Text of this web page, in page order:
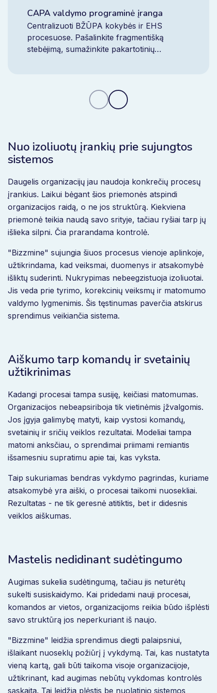
CAPA valdymo programinė įranga
Centralizuoti BŽŪPA kokybės ir EHS
procesuose. Pašalinkite fragmentišką
stebėjimą, sumažinkite pakartotinių
Nuo izoliuotų įrankių prie sujungtos
sistemos
Daugelis organizacijų jau naudoja konkrečių procesų
įrankius. Laikui bėgant šios priemonės atspindi
organizacijos raidą, o ne jos struktūrą. Kiekviena
priemonė teikia naudą savo srityje, tačiau ryšiai tarp jų
išlieka silpni. Čia prarandama kontrolė.
"Bizzmine" sujungia šiuos procesus vienoje aplinkoje,
užtikrindama, kad veiksmai, duomenys ir atsakomybė
išliktų suderinti. Nukrypimas nebeegzistuoja izoliuotai.
Jis veda prie tyrimo, korekcinių veiksmų ir matomumo
valdymo lygmenimis. Šis tęstinumas paverčia atskirus
sprendimus veikiančia sistema.
Aiškumo tarp komandų ir svetainių
užtikrinimas
Kadangi procesai tampa susiję, keičiasi matomumas.
Organizacijos nebeapsiriboja tik vietinėmis įžvalgomis.
Jos įgyja galimybę matyti, kaip vystosi komandų,
svetainių ir sričių veiklos rezultatai. Modeliai tampa
matomi anksčiau, o sprendimai priimami remiantis
išsamesniu supratimu apie tai, kas vyksta.
Taip sukuriamas bendras vykdymo pagrindas, kuriame
atsakomybė yra aiški, o procesai taikomi nuosekliai.
Rezultatas - ne tik geresnė atitiktis, bet ir didesnis
veiklos aiškumas.
Mastelis nedidinant sudėtingumo
Augimas sukelia sudėtingumą, tačiau jis neturėtų
sukelti susiskaidymo. Kai pridedami nauji procesai,
komandos ar vietos, organizacijoms reikia būdo išplėsti
savo struktūrą jos neperkuriant iš naujo.
"Bizzmine" leidžia sprendimus diegti palaipsniui,
išlaikant nuoseklų požiūrį į vykdymą. Tai, kas nustatyta
vieną kartą, gali būti taikoma visoje organizacijoje,
užtikrinant, kad augimas nebūtų vykdomas kontrolės
sąskaita. Tai leidžia plėstis be nuolatinio sistemos